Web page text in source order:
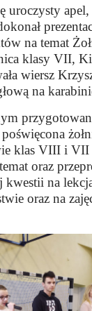
uroczysty
na temat
klasy VII,
wiersz
na
klas VIII i VII
oraz
kwestii na
oraz na